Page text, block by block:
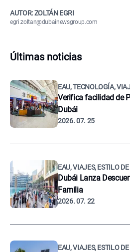
AUTOR: ZOLTÁN EGRI
egri.zoltan@dubainewsgroup.com
Últimas noticias
EAU, TECNOLOGÍA,
Verifica facilidad de
Dubái
2026. 07. 25
EAU, VIAJES, ESTILO
Dubái Lanza
Familia
2026. 07. 22
EAU, VIAJES, ESTILO